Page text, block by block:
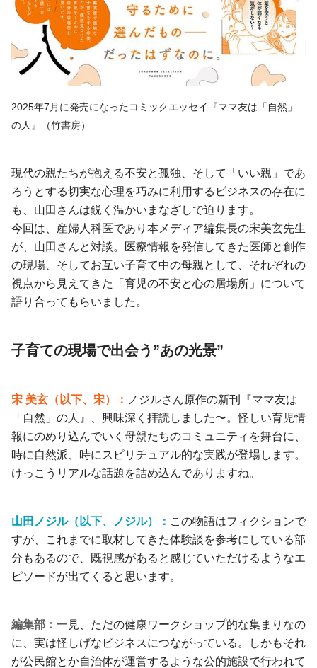
2025年7月に発売になったコミックエッセイ『ママ友は「自然」
の人』（竹書房）
現代の親たちが抱える不安と孤独、そして「いい親」であ
ろうとする切実な心理を巧みに利用するビジネスの存在に
も、山田さんは鋭く温かいまなざしで迫ります。
今回は、産婦人科医であり本メディア編集長の宋美玄先生
が、山田さんと対談。医療情報を発信してきた医師と創作
の現場、そしてお互い子育て中の母親として、それぞれの
視点から見えてきた「育児の不安と心の居場所」について
語り合ってもらいました。
子育ての現場で出会う”あの光景”
宋 美玄（以下、宋）： ノジルさん原作の新刊『ママ友は
「自然」の人』、興味深く拝読しました〜。怪しい育児情
報にのめり込んでいく母親たちのコミュニティを舞台に、
時に自然派、時にスピリチュアル的な実践が登場します。
けっこうリアルな話題を詰め込んでありますね。
山田ノジル（以下、ノジル）： この物語はフィクションで
すが、これまでに取材してきた体験談を参考にしている部
分もあるので、既視感があると感じていただけるようなエ
ピソードが出てくると思います。
編集部： 一見、ただの健康ワークショップ的な集まりなの
に、実は怪しげなビジネスにつながっている。しかもそれ
が公民館とか自治体が運営するような公的施設で行われて